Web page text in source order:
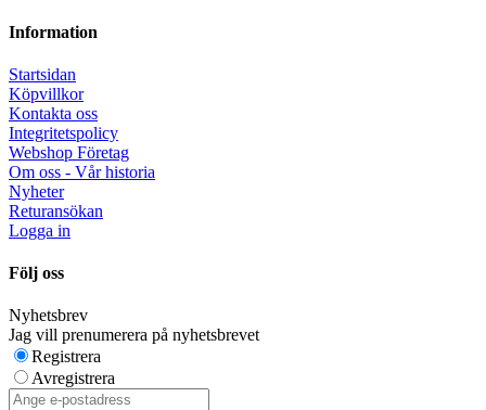
Information
Startsidan
Köpvillkor
Kontakta oss
Integritetspolicy
Webshop Företag
Om oss - Vår historia
Nyheter
Returansökan
Logga in
Följ oss
Nyhetsbrev
Jag vill prenumerera på nyhetsbrevet
Registrera
Avregistrera